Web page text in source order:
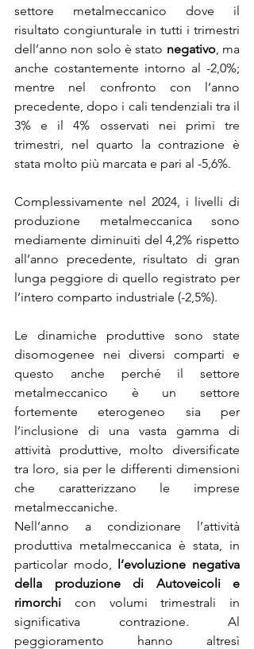
settore metalmeccanico dove il
risultato congiunturale in tutti i trimestri
dell’anno non solo è stato negativo, ma
anche costantemente intorno al -2,0%;
mentre nel confronto con l’anno
precedente, dopo i cali tendenziali tra il
3% e il 4% osservati nei primi tre
trimestri, nel quarto la contrazione è
stata molto più marcata e pari al -5,6%.
Complessivamente nel 2024, i livelli di
produzione metalmeccanica sono
mediamente diminuiti del 4,2% rispetto
all’anno precedente, risultato di gran
lunga peggiore di quello registrato per
l’intero comparto industriale (-2,5%).
Le dinamiche produttive sono state
disomogenee nei diversi comparti e
questo anche perché il settore
metalmeccanico è un settore
fortemente eterogeneo sia per
l’inclusione di una vasta gamma di
attività produttive, molto diversificate
tra loro, sia per le differenti dimensioni
che caratterizzano le imprese
metalmeccaniche.
Nell’anno a condizionare l’attività
produttiva metalmeccanica è stata, in
particolar modo, l’evoluzione negativa
della produzione di Autoveicoli e
rimorchi con volumi trimestrali in
significativa contrazione. Al
peggioramento hanno altresì